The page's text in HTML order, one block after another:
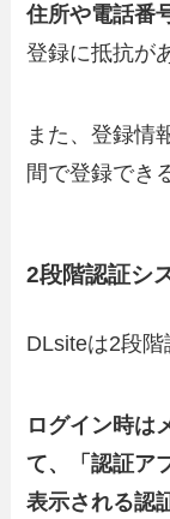
住所や電話番
登録に抵抗が
また、登録情
間で登録でき
2段階認証シ
DLsiteは2段階
ログイン時は
て、「認証ア
表示される認